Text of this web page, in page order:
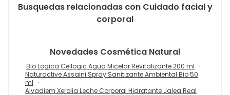
Busquedas relacionadas con Cuidado facial y
corporal
Novedades Cosmética Natural
Bio Logica Cellogic Agua Micelar Revitalizante 200 ml
Naturactive Assaini Spray Sanitizante Ambiental Bio 50
ml
Alvadiem Xerolia Leche Corporal Hidratante Jalea Real